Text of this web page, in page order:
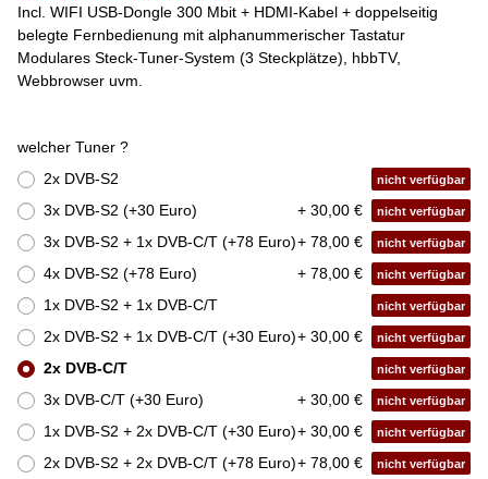
Incl. WIFI USB-Dongle 300 Mbit + HDMI-Kabel + doppelseitig
belegte Fernbedienung mit alphanummerischer Tastatur
Modulares Steck-Tuner-System (3 Steckplätze), hbbTV,
Webbrowser uvm.
welcher Tuner ?
2x DVB-S2
nicht verfügbar
3x DVB-S2 (+30 Euro) + 30,00 € nicht verfügbar
3x DVB-S2 + 1x DVB-C/T (+78 Euro)+ 78,00 € nicht verfügbar
4x DVB-S2 (+78 Euro) + 78,00 € nicht verfügbar
1x DVB-S2 + 1x DVB-C/T nicht verfügbar
2x DVB-S2 + 1x DVB-C/T (+30 Euro)+ 30,00 € nicht verfügbar
2x DVB-C/T nicht verfügbar
3x DVB-C/T (+30 Euro) + 30,00 € nicht verfügbar
1x DVB-S2 + 2x DVB-C/T (+30 Euro)+ 30,00 € nicht verfügbar
2x DVB-S2 + 2x DVB-C/T (+78 Euro)+ 78,00 € nicht verfügbar